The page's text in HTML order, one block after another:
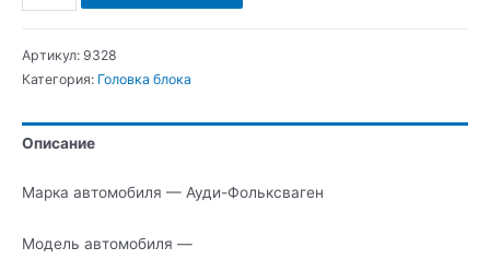
Ауди-
Головка
Артикул: 9328
Категория: Головка блока
Описание
Марка автомобиля — Ауди-Фольксваген
Модель автомобиля —